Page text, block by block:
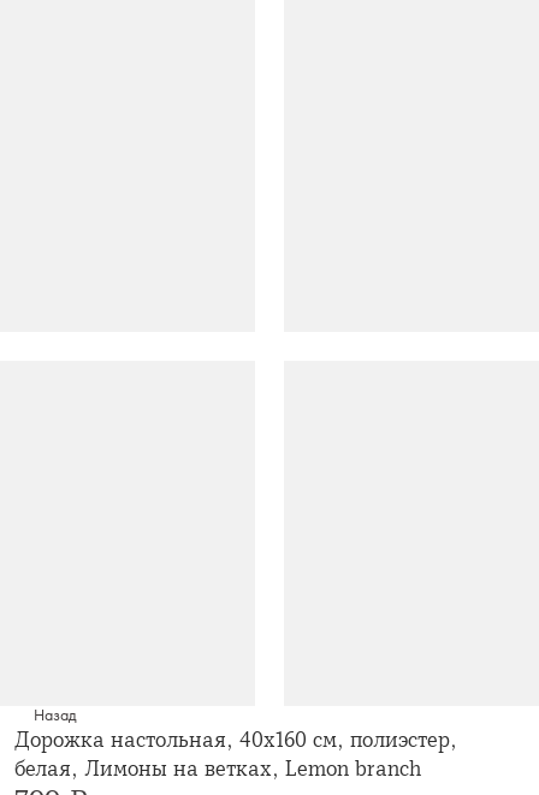
Назад
Дорожка настольная, 40х160 см, полиэстер,
белая, Лимоны на ветках, Lemon branch